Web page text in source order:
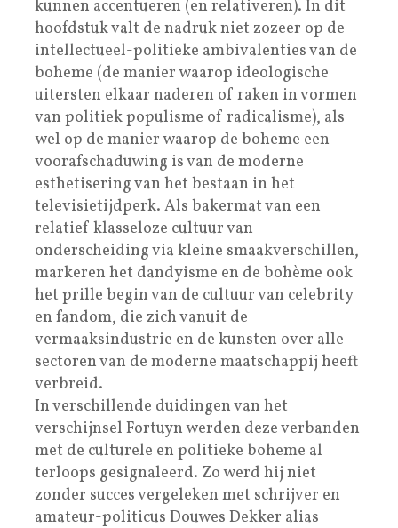
kunnen accentueren (en relativeren). In dit
hoofdstuk valt de nadruk niet zozeer op de
intellectueel-politieke ambivalenties van de
boheme (de manier waarop ideologische
uitersten elkaar naderen of raken in vormen
van politiek populisme of radicalisme), als
wel op de manier waarop de boheme een
voorafschaduwing is van de moderne
esthetisering van het bestaan in het
televisietijdperk. Als bakermat van een
relatief klasseloze cultuur van
onderscheiding via kleine smaakverschillen,
markeren het dandyisme en de bohème ook
het prille begin van de cultuur van celebrity
en fandom, die zich vanuit de
vermaaksindustrie en de kunsten over alle
sectoren van de moderne maatschappij heeft
verbreid.
In verschillende duidingen van het
verschijnsel Fortuyn werden deze verbanden
met de culturele en politieke boheme al
terloops gesignaleerd. Zo werd hij niet
zonder succes vergeleken met schrijver en
amateur-politicus Douwes Dekker alias